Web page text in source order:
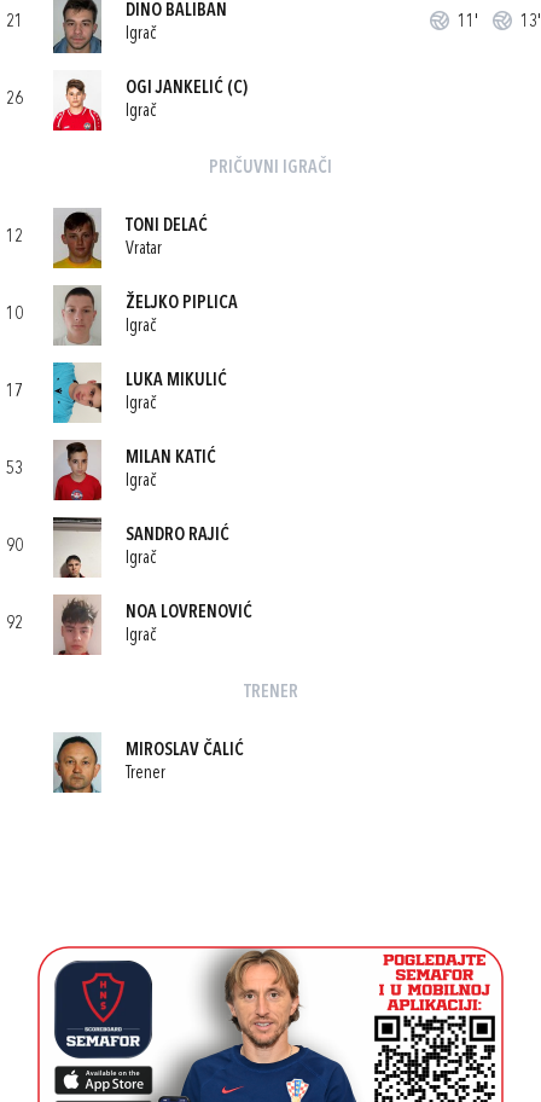
21
DINO BALIBAN
Igrač
11' 13'
26
OGI JANKELIĆ (C)
Igrač
PRIČUVNI IGRAČI
12
TONI DELAĆ
Vratar
10
ŽELJKO PIPLICA
Igrač
17
LUKA MIKULIĆ
Igrač
53
MILAN KATIĆ
Igrač
90
SANDRO RAJIĆ
Igrač
92
NOA LOVRENOVIĆ
Igrač
TRENER
MIROSLAV ČALIĆ
Trener